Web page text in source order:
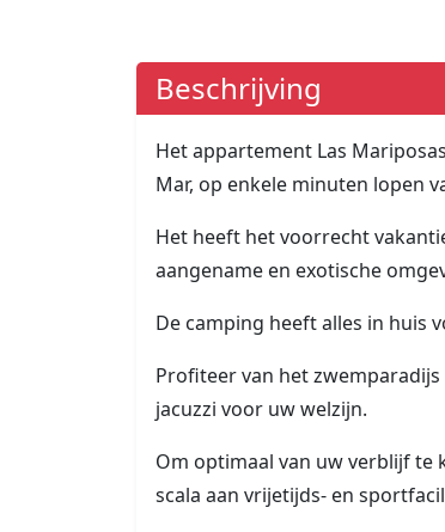
Beschrijving
Het appartement Las
Mar, op enkele minuten lopen
Het heeft het voorrecht
aangename en exotische
De camping heeft alles in huis
Profiteer van het
jacuzzi voor uw welzijn.
Om optimaal van uw verblijf te
scala aan vrijetijds- en